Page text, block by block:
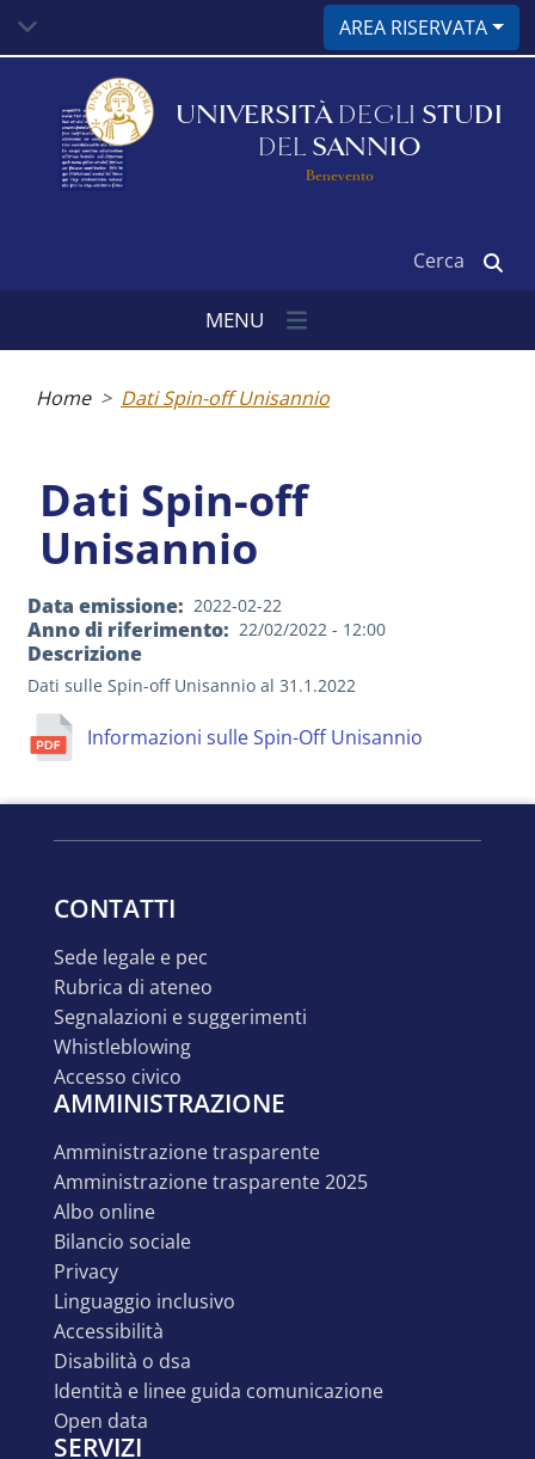
contenuto
AREA RISERVATA
UNIVERSITÀ DEGLI STUDI
DEL SANNIO
Benevento
MENU
Home Dati Spin-off Unisannio
Dati Spin-off
Unisannio
Data emissione 2022-02-22
Anno di riferimento 22/02/2022 - 12:00
Descrizione
Dati sulle Spin-off Unisannio al 31.1.2022
Informazioni sulle Spin-Off Unisannio
CONTATTI
sede legale e pec
rubrica di ateneo
segnalazioni e suggerimenti
whistleblowing
accesso civico
AMMINISTRAZIONE
amministrazione trasparente
amministrazione trasparente 2025
albo online
bilancio sociale
privacy
linguaggio inclusivo
accessibilità
disabilità o dsa
identità e linee guida comunicazione
open data
SERVIZI